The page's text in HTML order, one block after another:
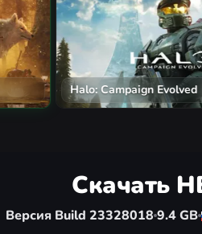
Assassin's Creed Black
Скачать
Версия Build 23328018 9.4 GB